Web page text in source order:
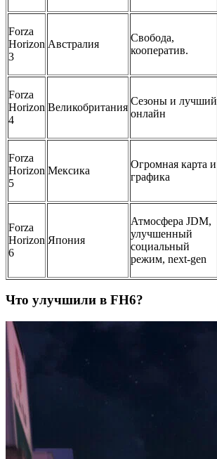
Forza
Horizon
3
Австралия
Свобода,
кооператив.
Forza
Horizon
4
Великобритания
Сезоны и лучший
онлайн
Forza
Horizon
5
Мексика
Огромная карта и
графика
Forza
Horizon
6
Япония
Атмосфера JDM,
улучшенный
социальный
режим, next-gen
Что улучшили в FH6?